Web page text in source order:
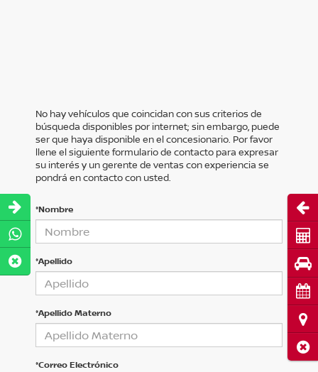
No hay vehículos que coincidan con sus criterios de
búsqueda disponibles por internet; sin embargo, puede
ser que haya disponible en el concesionario. Por favor
llene el siguiente formulario de contacto para expresar
su interés y un gerente de ventas con experiencia se
pondrá en contacto con usted.
*Nombre
*Apellido
*Apellido Materno
*Correo Electrónico